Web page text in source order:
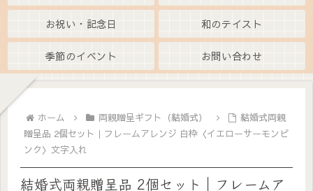
お祝い・記念日 和のテイスト
季節のイベント お問い合わせ
ホーム 両親贈呈ギフト（結婚式）
結婚式両親
贈呈品 2個セット｜フレームアレンジ 白枠〈イエローサーモンピ
ンク〉文字入れ
結婚式両親贈呈品 2個セット｜フレームア